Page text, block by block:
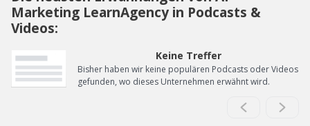
Marketing LearnAgency in Podcasts &
Videos:
Keine Treffer
Bisher haben wir keine populären Podcasts oder Videos
gefunden, wo dieses Unternehmen erwähnt wird.